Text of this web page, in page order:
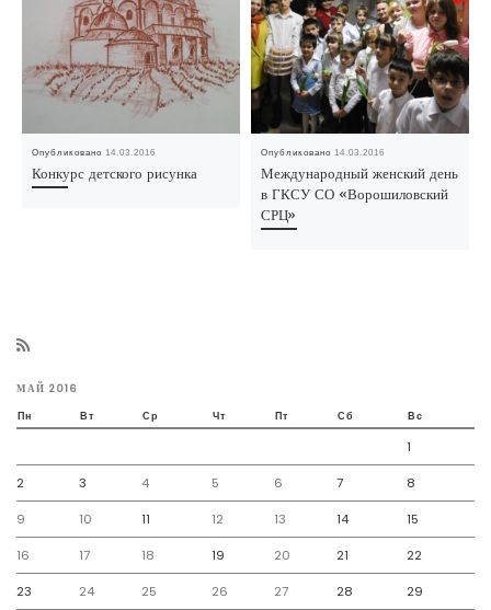
Опубликовано14.03.2016
Конкурс детского рисунка
Опубликовано14.03.2016
Международный женский день
в ГКСУ СО «Ворошиловский
СРЦ»
МАЙ 2016
Пн Вт Ср Чт Пт Сб Вс
1
2 3 4 5 6 7 8
9 10 11 12 13 14 15
16 17 18 19 20 21 22
23 24 25 26 27 28 29